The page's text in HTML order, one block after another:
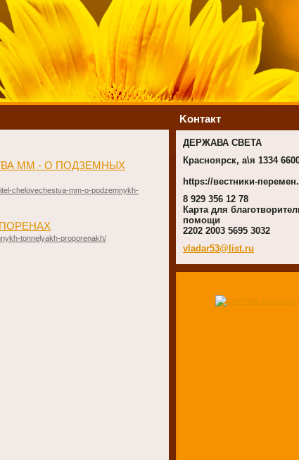
ММ - О ПОДЗЕМНЫХ
chelovechestva-mm-o-podzemnykh-
tonnelyakh-proporenakh/
Koнтакт
ДЕРЖАВА СВЕТА
Красноярск, а\я 1334
https://вестники-
8 929 356 12 78
Карта для
помощи
2202 2003 5695 3032
vladar53@list.ru